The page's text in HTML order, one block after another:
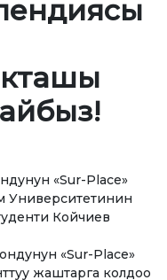
«Sur-Place»
Университетинин
Койчиев
«Sur-Place»
жаштарга колдоо